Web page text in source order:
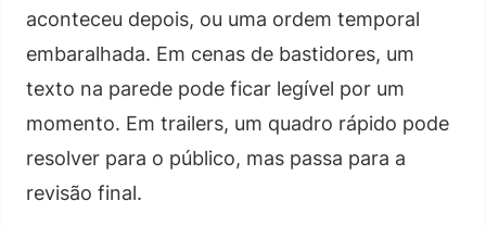
aconteceu depois, ou uma ordem temporal
embaralhada. Em cenas de bastidores, um
texto na parede pode ficar legível por um
momento. Em trailers, um quadro rápido pode
resolver para o público, mas passa para a
revisão final.